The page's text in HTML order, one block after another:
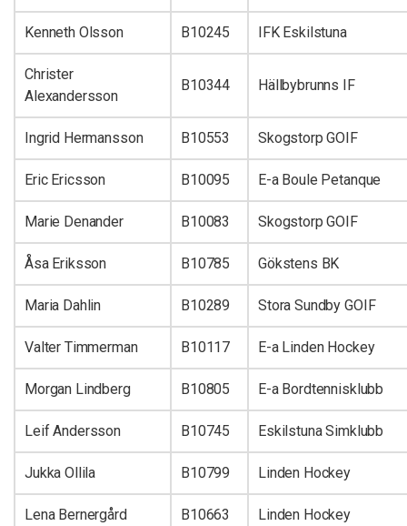
Kenneth Olsson B10245 IFK Eskilstuna
Christer
Alexandersson
B10344 Hällbybrunns IF
Ingrid Hermansson B10553 Skogstorp GOIF
Eric Ericsson B10095 E-a Boule Petanque
Marie Denander B10083 Skogstorp GOIF
Åsa Eriksson B10785 Gökstens BK
Maria Dahlin B10289 Stora Sundby GOIF
Valter Timmerman B10117 E-a Linden Hockey
Morgan Lindberg B10805 E-a Bordtennisklubb
Leif Andersson B10745 Eskilstuna Simklubb
Jukka Ollila B10799 Linden Hockey
Lena Bernergård B10663 Linden Hockey